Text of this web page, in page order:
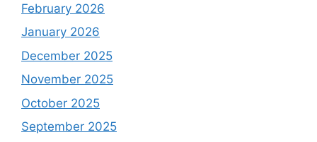
February 2026
January 2026
December 2025
November 2025
October 2025
September 2025